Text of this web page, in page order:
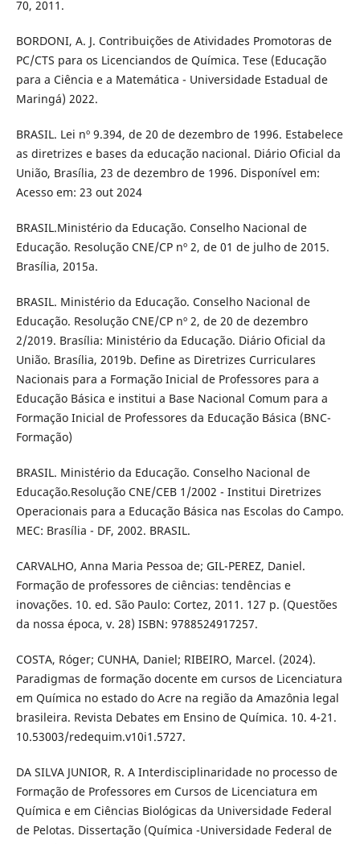
70, 2011.
BORDONI, A. J. Contribuições de Atividades Promotoras de
PC/CTS para os Licenciandos de Química. Tese (Educação
para a Ciência e a Matemática - Universidade Estadual de
Maringá) 2022.
BRASIL. Lei nº 9.394, de 20 de dezembro de 1996. Estabelece
as diretrizes e bases da educação nacional. Diário Oficial da
União, Brasília, 23 de dezembro de 1996. Disponível em:
Acesso em: 23 out 2024
BRASIL.Ministério da Educação. Conselho Nacional de
Educação. Resolução CNE/CP nº 2, de 01 de julho de 2015.
Brasília, 2015a.
BRASIL. Ministério da Educação. Conselho Nacional de
Educação. Resolução CNE/CP nº 2, de 20 de dezembro
2/2019. Brasília: Ministério da Educação. Diário Oficial da
União. Brasília, 2019b. Define as Diretrizes Curriculares
Nacionais para a Formação Inicial de Professores para a
Educação Básica e institui a Base Nacional Comum para a
Formação Inicial de Professores da Educação Básica (BNC-
Formação)
BRASIL. Ministério da Educação. Conselho Nacional de
Educação.Resolução CNE/CEB 1/2002 - Institui Diretrizes
Operacionais para a Educação Básica nas Escolas do Campo.
MEC: Brasília - DF, 2002. BRASIL.
CARVALHO, Anna Maria Pessoa de; GIL-PEREZ, Daniel.
Formação de professores de ciências: tendências e
inovações. 10. ed. São Paulo: Cortez, 2011. 127 p. (Questões
da nossa época, v. 28) ISBN: 9788524917257.
COSTA, Róger; CUNHA, Daniel; RIBEIRO, Marcel. (2024).
Paradigmas de formação docente em cursos de Licenciatura
em Química no estado do Acre na região da Amazônia legal
brasileira. Revista Debates em Ensino de Química. 10. 4-21.
10.53003/redequim.v10i1.5727.
DA SILVA JUNIOR, R. A Interdisciplinaridade no processo de
Formação de Professores em Cursos de Licenciatura em
Química e em Ciências Biológicas da Universidade Federal
de Pelotas. Dissertação (Química -Universidade Federal de